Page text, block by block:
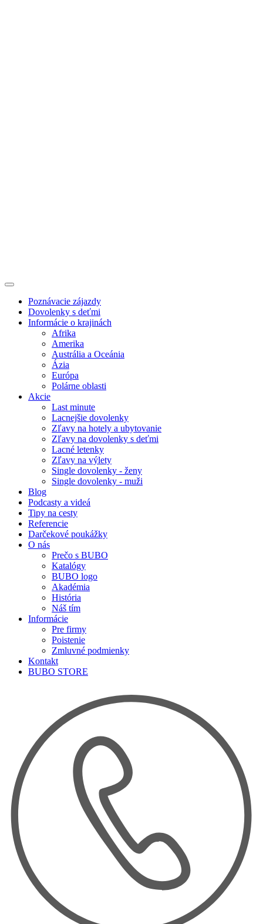
Poznávacie zájazdy
Dovolenky s deťmi
Informácie o krajinách
Afrika
Amerika
Austrália a Oceánia
Ázia
Európa
Polárne oblasti
Akcie
Last minute
Lacnejšie dovolenky
Zľavy na hotely a ubytovanie
Zľavy na dovolenky s deťmi
Lacné letenky
Zľavy na výlety
Single dovolenky - ženy
Single dovolenky - muži
Blog
Podcasty a videá
Tipy na cesty
Referencie
Darčekové poukážky
O nás
Prečo s BUBO
Katalógy
BUBO logo
Akadémia
História
Náš tím
Informácie
Pre firmy
Poistenie
Zmluvné podmienky
Kontakt
BUBO STORE